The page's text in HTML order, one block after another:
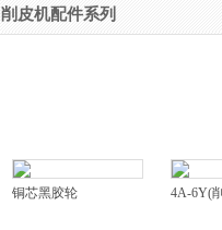
削皮机配件系列
铜芯黑胶轮 4A-6Y(